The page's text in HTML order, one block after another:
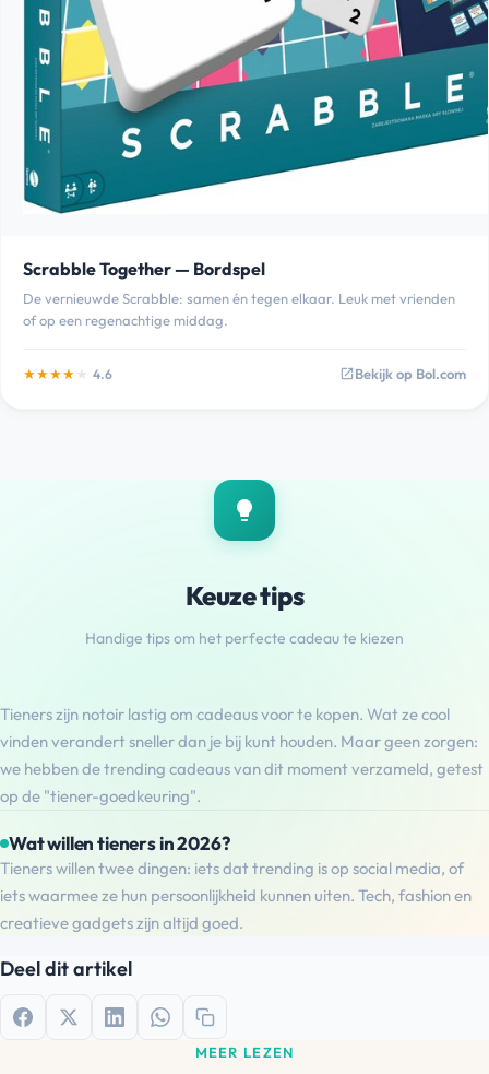
Scrabble Together — Bordspel
De vernieuwde Scrabble: samen én tegen elkaar. Leuk met vrienden
of op een regenachtige middag.
★★★★ ★ 4.6 open_in_newBekijk op Bol.com
lightbulb
Keuze tips
Handige tips om het perfecte cadeau te kiezen
Tieners zijn notoir lastig om cadeaus voor te kopen. Wat ze cool
vinden verandert sneller dan je bij kunt houden. Maar geen zorgen:
we hebben de trending cadeaus van dit moment verzameld, getest
op de "tiener-goedkeuring".
Wat willen tieners in 2026?
Tieners willen twee dingen: iets dat trending is op social media, of
iets waarmee ze hun persoonlijkheid kunnen uiten. Tech, fashion en
creatieve gadgets zijn altijd goed.
Deel dit artikel
MEER LEZEN